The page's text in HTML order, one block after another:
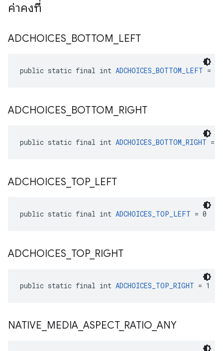
ค่าคงที่
ADCHOICES BOTTOM LEFT
public static final int ADCHOICES_BOTTOM_LEFT = 3
ADCHOICES BOTTOM RIGHT
public static final int ADCHOICES_BOTTOM_RIGHT = 2
ADCHOICES TOP_ LEFT
public static final int ADCHOICES_TOP_LEFT = 0
ADCHOICES TOP_ RIGHT
public static final int ADCHOICES_TOP_RIGHT = 1
NATIVE MEDIA ASPECT_ RATIO ANY